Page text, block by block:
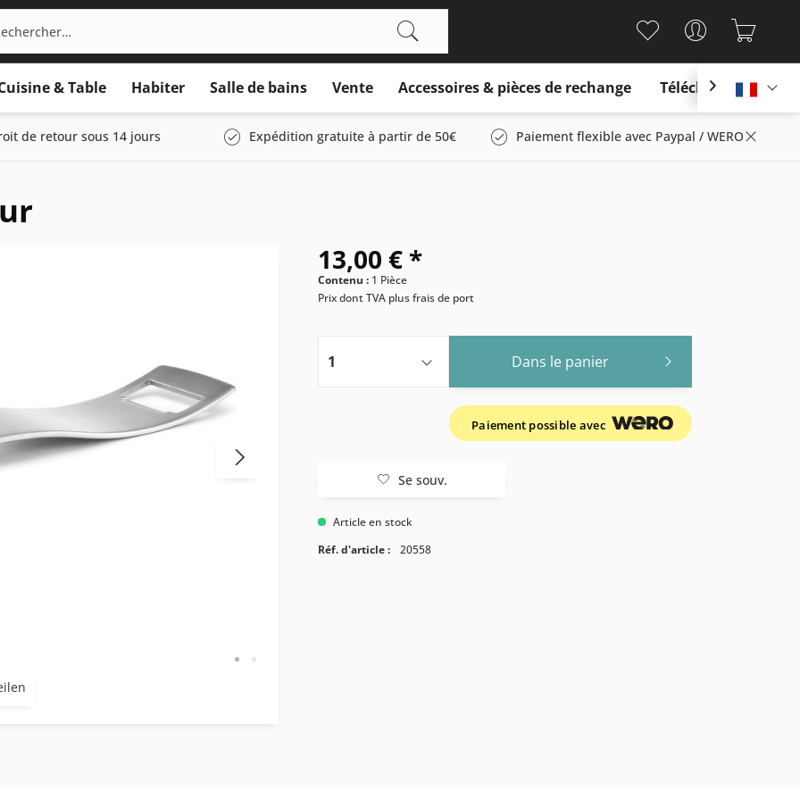
& Table Habiter Salle de bains Vente Accessoires & pièces de rechange Télécharger

de retour sous 14 jours Expédition gratuite à partir de 50€ Paiement flexible avec Paypal / WERO
13,00 € *
Contenu : 1 Pièce
Prix dont TVA plus frais de port
Dans le panier
Paiement possible avec
Se souv.
Article en stock
Réf. d'article :
20558